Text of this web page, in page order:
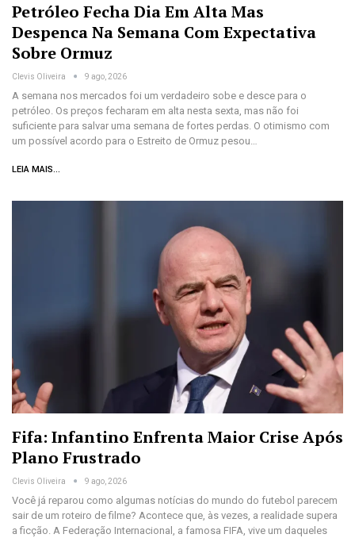
Petróleo Fecha Dia Em Alta Mas
Despenca Na Semana Com Expectativa
Sobre Ormuz
Clevis Oliveira 9 ago, 2026
A semana nos mercados foi um verdadeiro sobe e desce para o
petróleo. Os preços fecharam em alta nesta sexta, mas não foi
suficiente para salvar uma semana de fortes perdas. O otimismo com
um possível acordo para o Estreito de Ormuz pesou…
LEIA MAIS...
Fifa: Infantino Enfrenta Maior Crise Após
Plano Frustrado
Clevis Oliveira 9 ago, 2026
Você já reparou como algumas notícias do mundo do futebol parecem
sair de um roteiro de filme? Acontece que, às vezes, a realidade supera
a ficção. A Federação Internacional, a famosa FIFA, vive um daqueles